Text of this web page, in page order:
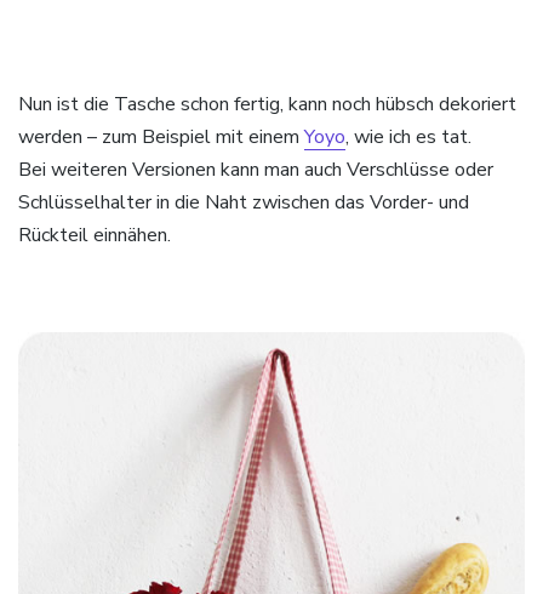
Nun ist die Tasche schon fertig, kann noch hübsch dekoriert
werden – zum Beispiel mit einemYoyo, wie ich es tat.
Bei weiteren Versionen kann man auch Verschlüsse oder
Schlüsselhalter in die Naht zwischen das Vorder- und
Rückteil einnähen.